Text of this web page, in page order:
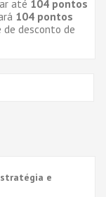
até 104 pontos
104 pontos
de desconto de
e